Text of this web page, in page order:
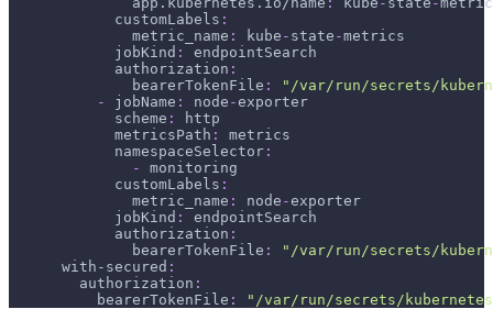
customLabels :
metric_name : kube - state -metrics
jobKind :
endpointSearch
authorization :
bearerTokenFile :
"/var/run/secrets/
-
jobName : node -exporter
scheme :
http
metricsPath :
metrics
namespaceSelector :
-
monitoring
customLabels :
metric_name : node -exporter
jobKind :
endpointSearch
authorization :
bearerTokenFile :
"/var/run/secrets/
with-secured :
authorization :
bearerTokenFile : "/var/run/secrets/